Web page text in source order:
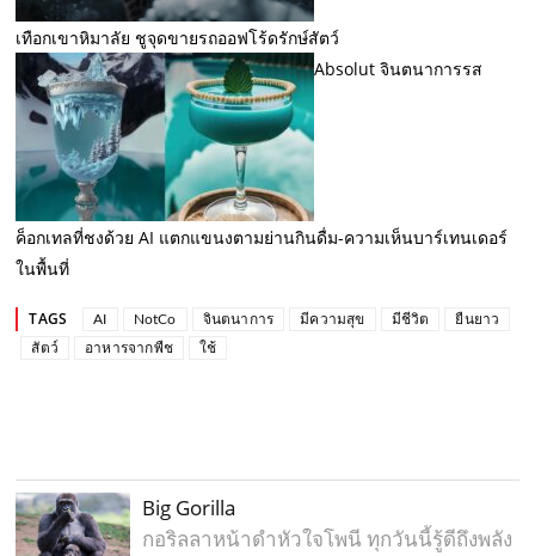
เทือกเขาหิมาลัย ชูจุดขายรถออฟโร้ดรักษ์สัตว์
Absolut จินตนาการรส
ค็อกเทลที่ชงด้วย AI แตกแขนงตามย่านกินดื่ม-ความเห็นบาร์เทนเดอร์
ในพื้นที่
TAGS AI NotCo จินตนาการ มีความสุข มีชีวิต
ยืนยาว
สัตว์
อาหารจากพืช ใช้
Big Gorilla
กอริลลาหน้าดำหัวใจโพนี ทุกวันนี้รู้ดีถึงพลัง